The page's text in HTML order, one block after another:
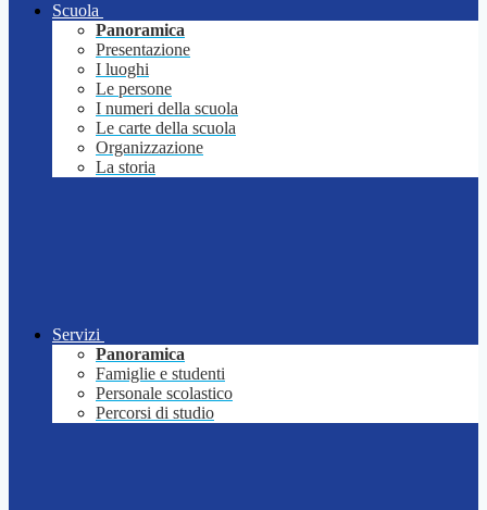
Scuola
Panoramica
Presentazione
I luoghi
Le persone
I numeri della scuola
Le carte della scuola
Organizzazione
La storia
Servizi
Panoramica
Famiglie e studenti
Personale scolastico
Percorsi di studio